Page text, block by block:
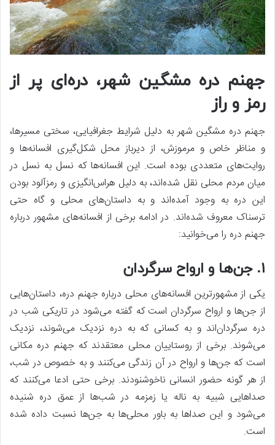
جهنم دره مشگین شهر، دره‌ای پر از
رمز و راز
جهنم دره مشگین‌ شهر به دلیل شرایط جغرافیایی، سختی مسیرها،
و مناظر خاص و مرموزش، از دیرباز محل شکل‌گیری افسانه‌ها و
روایت‌های متعددی بوده است. این افسانه‌ها که نسل به نسل در
میان مردم محلی نقل شده‌اند، به دلیل هراس‌انگیزی و رمزآلود بودن
این دره به وجود آمده‌اند و به داستان‌های محلی و گاه حتی
ترسناک معروف شده‌اند. در ادامه برخی از افسانه‌های مشهور درباره
جهنم دره را می‌خوانید:
۱. جن‌ها و ارواح سرگردان
یکی از مشهورترین افسانه‌های محلی درباره جهنم دره، داستان‌هایی
از جن‌ها و ارواح سرگردان است که گفته می‌شود در تاریکی شب در
دره سرگردان‌اند و به کسانی که به دره نزدیک می‌شوند، نزدیک
می‌شوند. برخی از روستاییان محلی معتقدند که جهنم دره مکانی
است که جن‌ها و ارواح در آن زندگی می‌کنند و به خصوص در شب،
از هر گونه حضور انسانی ناخوشنودند. برخی حتی ادعا می‌کنند که
صداهایی شبیه به ناله یا زمزمه در شب‌ها از عمق دره شنیده
می‌شود و این صداها به باور محلی‌ها به جن‌ها نسبت داده شده
است.